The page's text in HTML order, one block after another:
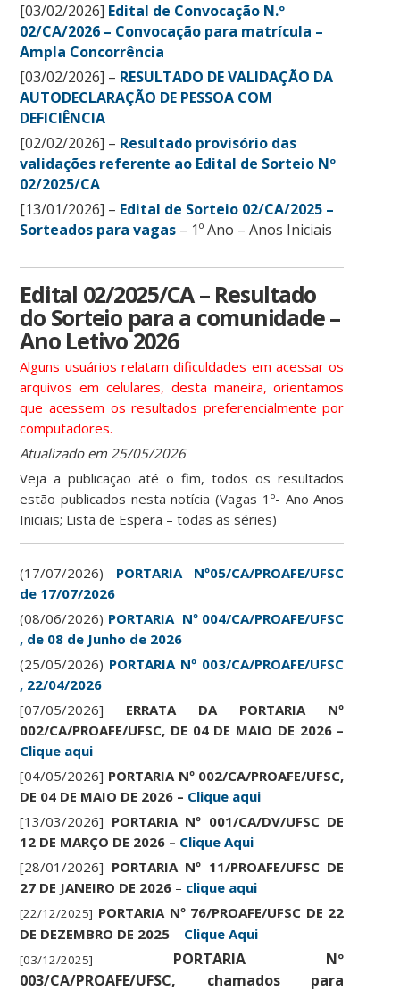
[03/02/2026] Edital de Convocação N.º
02/CA/2026 – Convocação para matrícula –
Ampla Concorrência
[03/02/2026] – RESULTADO DE VALIDAÇÃO DA
AUTODECLARAÇÃO DE PESSOA COM
DEFICIÊNCIA
[02/02/2026] – Resultado provisório das
validações referente ao Edital de Sorteio Nº
02/2025/CA
[13/01/2026] – Edital de Sorteio 02/CA/2025 –
Sorteados para vagas – 1º Ano – Anos Iniciais
Edital 02/2025/CA – Resultado
do Sorteio para a comunidade –
Ano Letivo 2026
Alguns usuários relatam dificuldades em acessar os
arquivos em celulares, desta maneira, orientamos
que acessem os resultados preferencialmente por
computadores.
Atualizado em 25/05/2026
Veja a publicação até o fim, todos os resultados
estão publicados nesta notícia (Vagas 1º- Ano Anos
Iniciais; Lista de Espera – todas as séries)
(17/07/2026) PORTARIA Nº05/CA/PROAFE/UFSC
de 17/07/2026
(08/06/2026) PORTARIA Nº 004/CA/PROAFE/UFSC
, de 08 de Junho de 2026
(25/05/2026) PORTARIA Nº 003/CA/PROAFE/UFSC
, 22/04/2026
[07/05/2026] ERRATA DA PORTARIA Nº
002/CA/PROAFE/UFSC, DE 04 DE MAIO DE 2026 –
Clique aqui
[04/05/2026] PORTARIA Nº 002/CA/PROAFE/UFSC,
DE 04 DE MAIO DE 2026 – Clique aqui
[13/03/2026] PORTARIA Nº 001/CA/DV/UFSC DE
12 DE MARÇO DE 2026 – Clique Aqui
[28/01/2026] PORTARIA Nº 11/PROAFE/UFSC DE
27 DE JANEIRO DE 2026 – clique aqui
[22/12/2025] PORTARIA Nº 76/PROAFE/UFSC DE 22
DE DEZEMBRO DE 2025 – Clique Aqui
[03/12/2025]
PORTARIA Nº
003/CA/PROAFE/UFSC, chamados para